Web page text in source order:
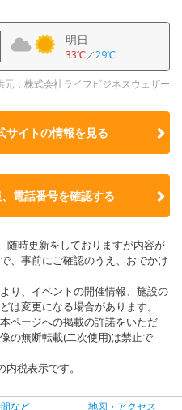
明日
33℃／29℃
元：株式会社ライフビジネスウェザー
サイトの情報を見る
電話番号を確認する
随時更新をしておりますが内容が
、事前にご確認のうえ、おでかけ
り、イベントの開催情報、施設の
は変更になる場合があります。
ページへの掲載の許諾をいただ
の無断転載(二次使用)は禁止で
税表示です。
など 地図・アクセス